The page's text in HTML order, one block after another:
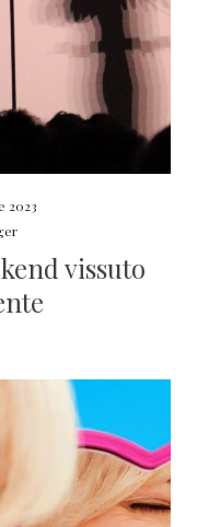
2023
vissuto